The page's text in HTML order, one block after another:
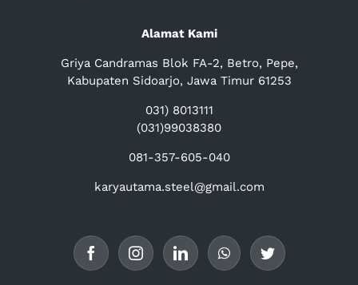
Alamat Kami
Griya Candramas Blok FA-2, Betro, Pepe,
Kabupaten Sidoarjo, Jawa Timur 61253
031) 8013111
(031)99038380
081-357-605-040
karyautama.steel@gmail.com